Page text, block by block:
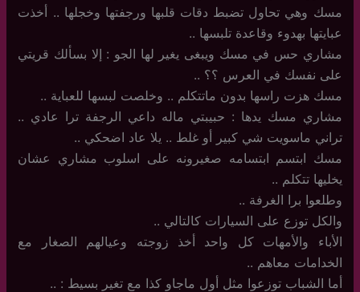
مسك وهي تحاول تضبط دقات قلبها ورجفتها وخجلها .. أخذت
عبايتها بهدوء وقاعدة تلبسها ..
مشاري حس في مسك ويبغى يغير لها الجو : إلا بسألك قريتي
على نفسك في العرس ؟؟ ..
مسك هزت راسها بدون ماتتكلم .. وخلصت لبسها للعباية ..
مشاري مسك يدها : حبيبتي ماله داعي الرجفة ترا عادي ..
تراني ماسويت شي كبير أو غلط .. يلا عاد اضحكي ..
مسك ابتسم ابتسامه صغيرونه على اسلوب مشاري عشان
يخليها تتكلم ..
وطلعوا برا الغرفة ..
والكل توزع على السيارات كالتالي ..
الأباء والأمهات كل واحد أخذ زوجته وعيالهم الصغار مع
الخدامات معاهم ..
أما الشباب توزعوا مثل أول ماجاو كذا مع تغير بسيط : ..